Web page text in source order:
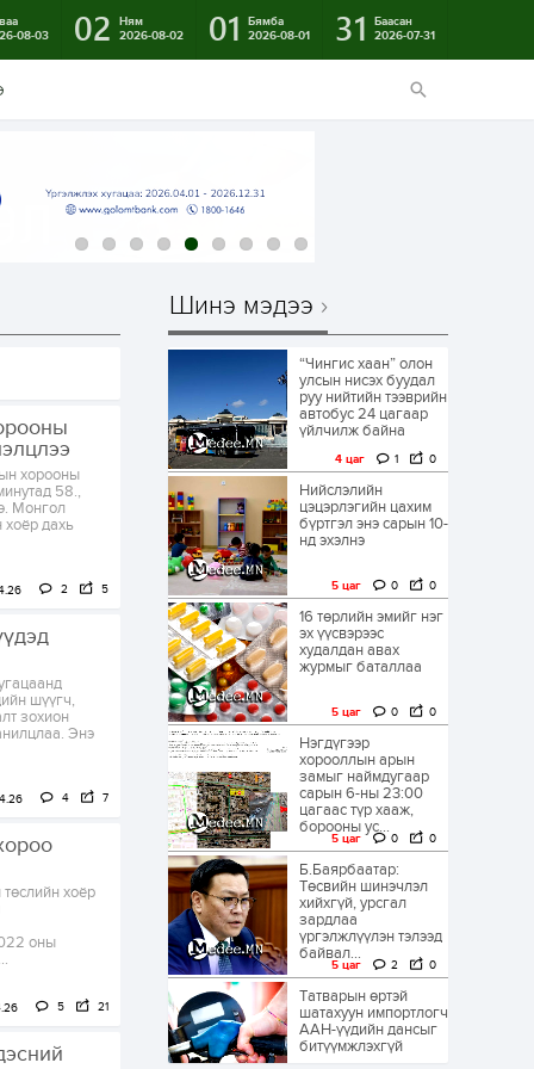
08-03
02
Ням
2026-08-02
01
Бямба
2026-08-01
31
Баасан
2026-07-31
хорооны
58.,
Монгол
дахь
2 5
шүүгч,
зохион
Энэ
4 7
хоёр
оны
5 21
Шинэ мэдээ
“Чингис хаан” олон
улсын нисэх буудал
руу нийтийн тээврийн
автобус 24 цагаар
үйлчилж байна
4 цаг 1 0
Нийслэлийн
цэцэрлэгийн цахим
бүртгэл энэ сарын 10-
нд эхэлнэ
5 цаг 0 0
16 төрлийн эмийг нэг
эх үүсвэрээс
худалдан авах
журмыг баталлаа
5 цаг 0 0
Нэгдүгээр
хорооллын арын
замыг наймдугаар
сарын 6-ны 23:00
цагаас түр хааж,
борооны ус...
5 цаг 0 0
Б.Баярбаатар:
Төсвийн шинэчлэл
хийхгүй, урсгал
зардлаа
үргэлжлүүлэн тэлээд
байвал...
5 цаг 2 0
Татварын өртэй
шатахуун импортлогч
ААН-үүдийн дансыг
битүүмжлэхгүй